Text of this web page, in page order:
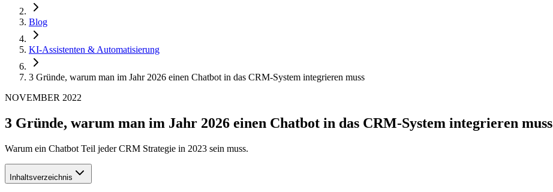
Blog
KI-Assistenten & Automatisierung
3 Gründe, warum man im Jahr 2026 einen Chatbot in das CRM-System integrieren muss
NOVEMBER 2022
3 Gründe, warum man im Jahr 2026 einen Chatbot in das CRM-System integrieren muss
Warum ein Chatbot Teil jeder CRM Strategie in 2023 sein muss.
Inhaltsverzeichnis